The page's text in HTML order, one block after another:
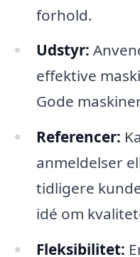
forhold.
Udstyr:
effektive
Gode
Referencer:
anmeldelser
tidligere
idé om
Fleksibilitet: